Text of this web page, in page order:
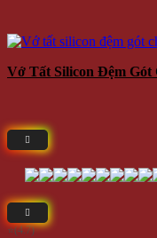
Vớ Tất Silicon Đệm Gót
⭐(4.7)